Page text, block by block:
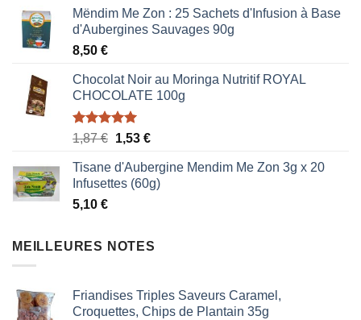
Mëndim Me Zon : 25 Sachets d'Infusion à Base
d'Aubergines Sauvages 90g
8,50 €
Chocolat Noir au Moringa Nutritif ROYAL
CHOCOLATE 100g
Note5.00
1,87€ Le
initial
était :
1,53 €Le
actuel
est :
Tisane d'Aubergine Mendim Me Zon 3g x 20
Infusettes (60g)
5,10 €
MEILLEURES NOTES
Friandises Triples Saveurs Caramel,
Croquettes, Chips de Plantain 35g